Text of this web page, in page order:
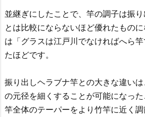
並継ぎにしたことで、竿の調子は振
とは比較にならないほど優れたもの
は「グラスは江戸川でなければへら
たほどです。
振り出しヘラブナ竿との大きな違い
の元径を細くすることが可能になった
竿全体のテーパーをより竹竿に近く